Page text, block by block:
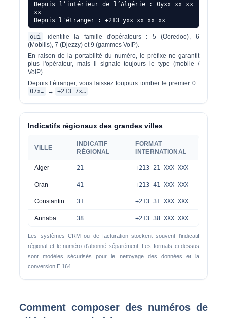
Depuis l’intérieur de l’Algérie : 0yxx xx xx
xx
Depuis l'étranger : +213yxx xx xx xx
oui
identifie la famille d'opérateurs : 5 (Ooredoo), 6
(Mobilis), 7 (Djezzy) et 9 (gammes VoIP).
En raison de la portabilité du numéro, le préfixe ne garantit
plus l'opérateur, mais il signale toujours le type (mobile /
VoIP).
Depuis l’étranger, vous laissez toujours tomber le premier 0 :
07x…
→ +213 7x… .
Indicatifs régionaux des grandes villes
VILLE
INDICATIF
RÉGIONAL
FORMAT
INTERNATIONAL
Alger 21 +213 21 XXX XXX
Oran 41 +213 41 XXX XXX
Constantin 31 +213 31 XXX XXX
Annaba 38 +213 38 XXX XXX
Les systèmes CRM ou de facturation stockent souvent l'indicatif
régional et le numéro d'abonné séparément. Les formats ci-dessus
sont modèles sécurisés pour le nettoyage des données et la
conversion E.164.
Comment composer des numéros de